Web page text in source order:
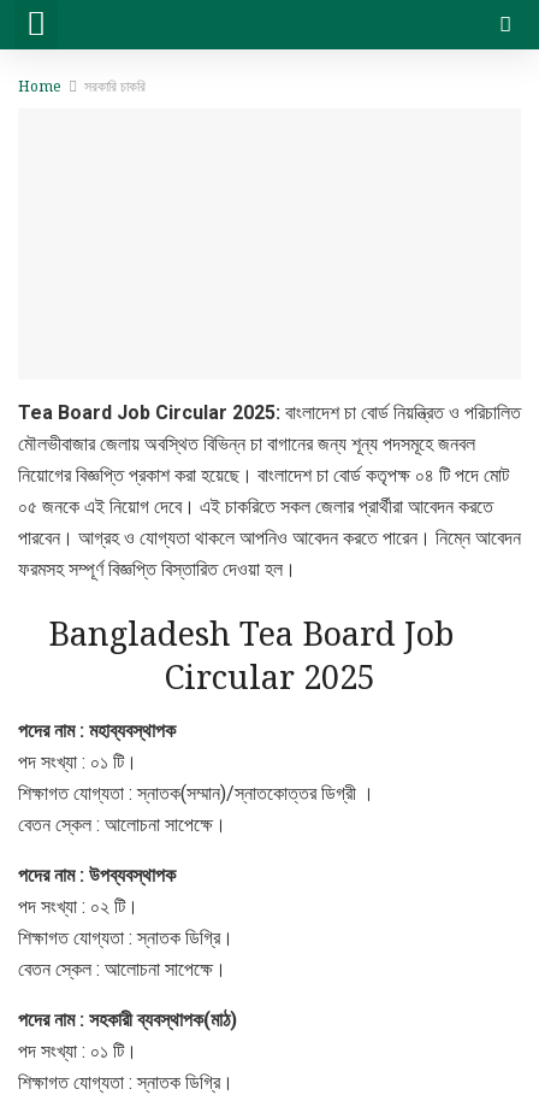
Home সরকারি চাকরি
Tea Board Job Circular 2025: বাংলাদেশ চা বোর্ড নিয়ন্ত্রিত ও পরিচালিত
মৌলভীবাজার জেলায় অবস্থিত বিভিন্ন চা বাগানের জন্য শূন্য পদসমূহে জনবল
নিয়োগের বিজ্ঞপ্তি প্রকাশ করা হয়েছে। বাংলাদেশ চা বোর্ড কতৃপক্ষ ০৪ টি পদে মোট
০৫ জনকে এই নিয়োগ দেবে। এই চাকরিতে সকল জেলার প্রার্থীরা আবেদন করতে
পারবেন। আগ্রহ ও যোগ্যতা থাকলে আপনিও আবেদন করতে পারেন। নিম্নে আবেদন
ফরমসহ সম্পূর্ণ বিজ্ঞপ্তি বিস্তারিত দেওয়া হল।
Bangladesh Tea Board Job
Circular 2025
পদের নাম : মহাব্যবস্থাপক
পদ সংখ্যা : ০১ টি।
শিক্ষাগত যোগ্যতা : স্নাতক(সম্মান)/স্নাতকোত্তর ডিগ্রী ।
বেতন স্কেল : আলোচনা সাপেক্ষে।
পদের নাম : উপব্যবস্থাপক
পদ সংখ্যা : ০২ টি।
শিক্ষাগত যোগ্যতা : স্নাতক ডিগ্রি।
বেতন স্কেল : আলোচনা সাপেক্ষে।
পদের নাম : সহকারী ব্যবস্থাপক(মাঠ)
পদ সংখ্যা : ০১ টি।
শিক্ষাগত যোগ্যতা : স্নাতক ডিগ্রি।